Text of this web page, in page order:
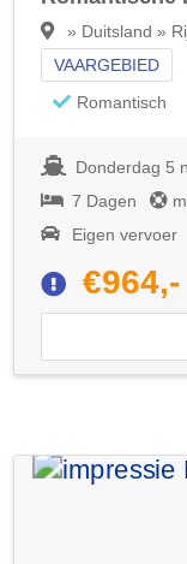
» Duitsland »
VAARGEBIED
Romantisch
Donderdag 5
7 Dagen
Eigen vervoer
€964,-